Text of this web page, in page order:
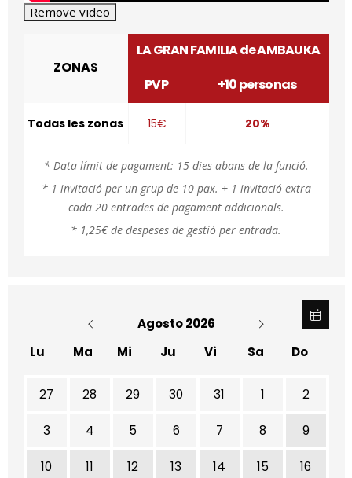
ZONAS
LA GRAN FAMILIA de AMBAUKA
PVP
+10 personas
Todas les zonas 15€ 20%
* Data límit de pagament: 15 dies abans de la funció.
* 1 invitació per un grup de 10 pax. + 1 invitació extra
cada 20 entrades de pagament addicionals.
* 1,25€ de despeses de gestió per entrada.
Agosto 2026
Lu
Ma Mi Ju Vi Sa Do
No hay ninguna actividad este mes
27 28 29 30 31 1 2
3 4 5 6 7 8 9
10 11 12 13 14 15 16